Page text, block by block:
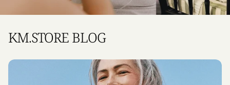
KM.STORE BLOG